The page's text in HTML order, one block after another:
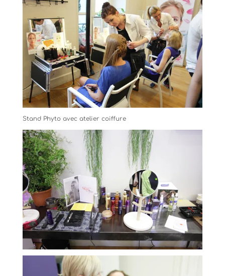
Stand Phyto avec atelier coiffure